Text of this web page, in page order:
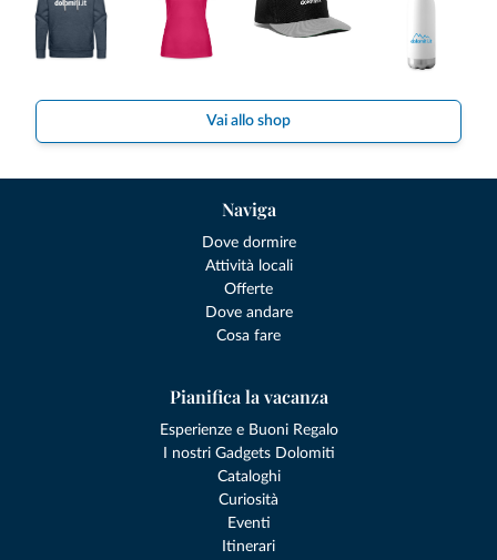
Vai allo shop
Naviga
Dove dormire
Attività locali
Offerte
Dove andare
Cosa fare
Pianifica la vacanza
Esperienze e Buoni Regalo
I nostri Gadgets Dolomiti
Cataloghi
Curiosità
Eventi
Itinerari